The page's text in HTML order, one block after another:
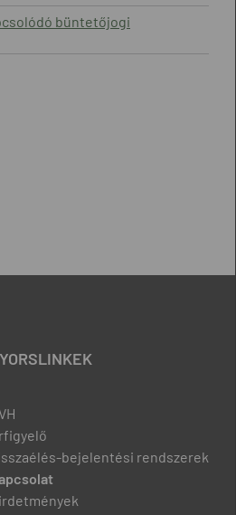
büntetőjogi
bejelentési rendszerek